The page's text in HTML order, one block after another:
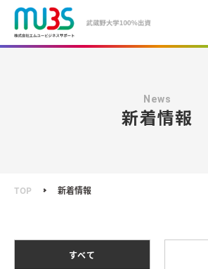
News
新着情報
TOP 新着情報
すべて